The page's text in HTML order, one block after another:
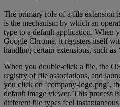
The primary role of a file extension
is the mechanism by which an
type to a default application. When
Google Chrome, it registers itself
handling certain extensions, such as
When you double-click a file, the
registry of file associations, and
you click on ‘company-logo.png’,
default image viewer. This process
different file types feel